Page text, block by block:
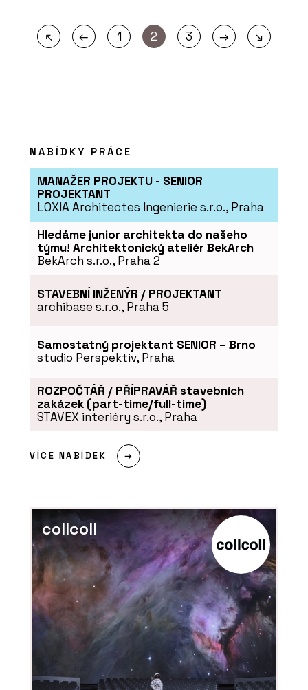
↖ ← 1 2 3 → ↘
NABÍDKY PRÁCE
MANAŽER PROJEKTU - SENIOR
PROJEKTANT
LOXIA Architectes Ingenierie s.r.o., Praha
Hledáme junior architekta do našeho
týmu! Architektonický ateliér BekArch
BekArch s.r.o., Praha 2
STAVEBNÍ INŽENÝR / PROJEKTANT
archibase s.r.o., Praha 5
Samostatný projektant SENIOR – Brno
studio Perspektiv, Praha
ROZPOČTÁŘ / PŘÍPRAVÁŘ stavebních
zakázek (part-time/full-time)
STAVEX interiéry s.r.o., Praha
VÍCE NABÍDEK
collcoll